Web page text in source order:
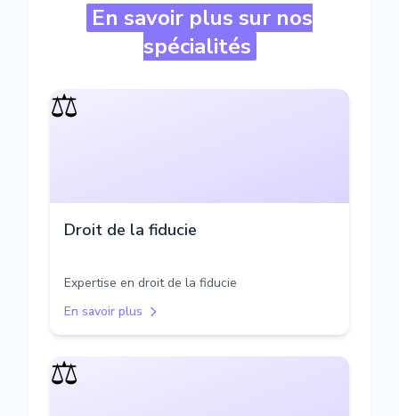
En savoir plus sur nos
spécialités
⚖️
Droit de la fiducie
Expertise en droit de la fiducie
En savoir plus
⚖️